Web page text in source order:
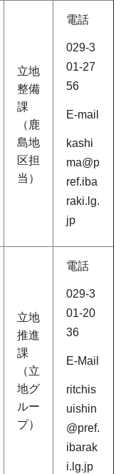
立地
整備
課
（鹿
島地
区担
当）
電話
029-3
01-27
56
E-mail
kashi
ma@p
ref.iba
raki.lg.
jp
立地
推進
課
（立
地グ
ルー
プ）
電話
029-3
01-20
36
E-Mail
ritchis
uishin
@pref.
ibarak
i.lg.jp